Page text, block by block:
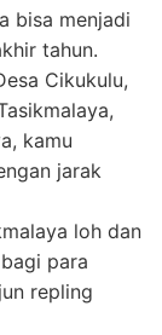
bisa menjadi
tahun.
Cikukulu,
kamu
jarak
loh dan
para
repling